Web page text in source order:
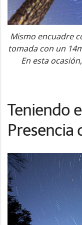
Mismo encuadre
tomada con un
En esta
Teniendo
Presencia